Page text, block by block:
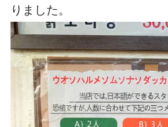
りました。